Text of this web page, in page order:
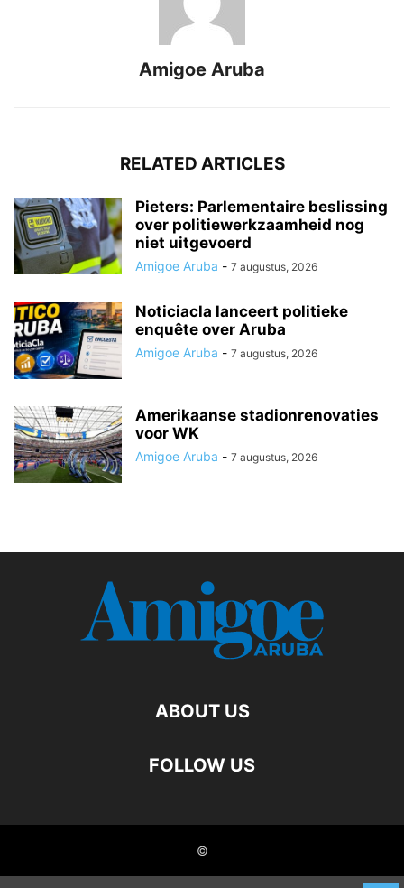
Amigoe Aruba
RELATED ARTICLES
Pieters: Parlementaire beslissing
over politiewerkzaamheid nog
niet uitgevoerd
Amigoe Aruba - 7 augustus, 2026
Noticiacla lanceert politieke
enquête over Aruba
Amigoe Aruba - 7 augustus, 2026
Amerikaanse stadionrenovaties
voor WK
Amigoe Aruba - 7 augustus, 2026
ABOUT US
FOLLOW US
©